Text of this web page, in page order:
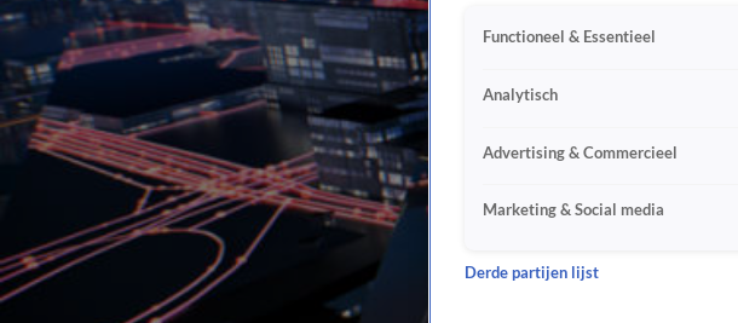
Functioneel & Essentieel
Analytisch
Advertising & Commercieel
Marketing & Social media
Derde partijen lijst